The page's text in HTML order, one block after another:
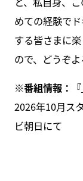
めての経験で
する皆さまに
ので、どうぞよ
※番組情報： 『
2026年10月ス
ビ朝日にて